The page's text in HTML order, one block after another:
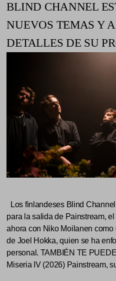
BLIND CHANNEL
NUEVOS TEMAS Y
DETALLES DE SU
Los finlandeses Blind
para la salida de Painstream,
ahora con Niko Moilanen
de Joel Hokka, quien se ha
personal. TAMBIÉN TE
Miseria IV (2026) Painstream,